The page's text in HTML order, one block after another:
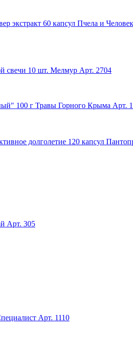
экстракт 60 капсул Пчела и Человек
свечи 10 шт. Мелмур Арт. 2704
100 г Травы Горного Крыма Арт.
долголетие 120 капсул
Арт. 305
Арт. 1110